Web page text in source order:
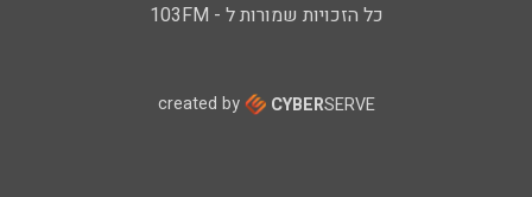
כל הזכויות שמורות ל - 103FM
created by CYBERSERVE